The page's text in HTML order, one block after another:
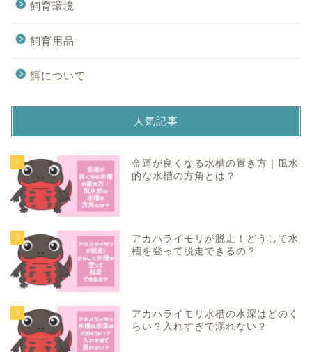
飼育環境
飼育用品
餌について
人気記事
1
金運が良くなる水槽の置き方｜風水
的な水槽の方角とは？
2
アカハライモリが脱走！どうして水
槽を登って脱走できるの？
3
アカハライモリ水槽の水深はどのく
らい？入れすぎで溺れない？